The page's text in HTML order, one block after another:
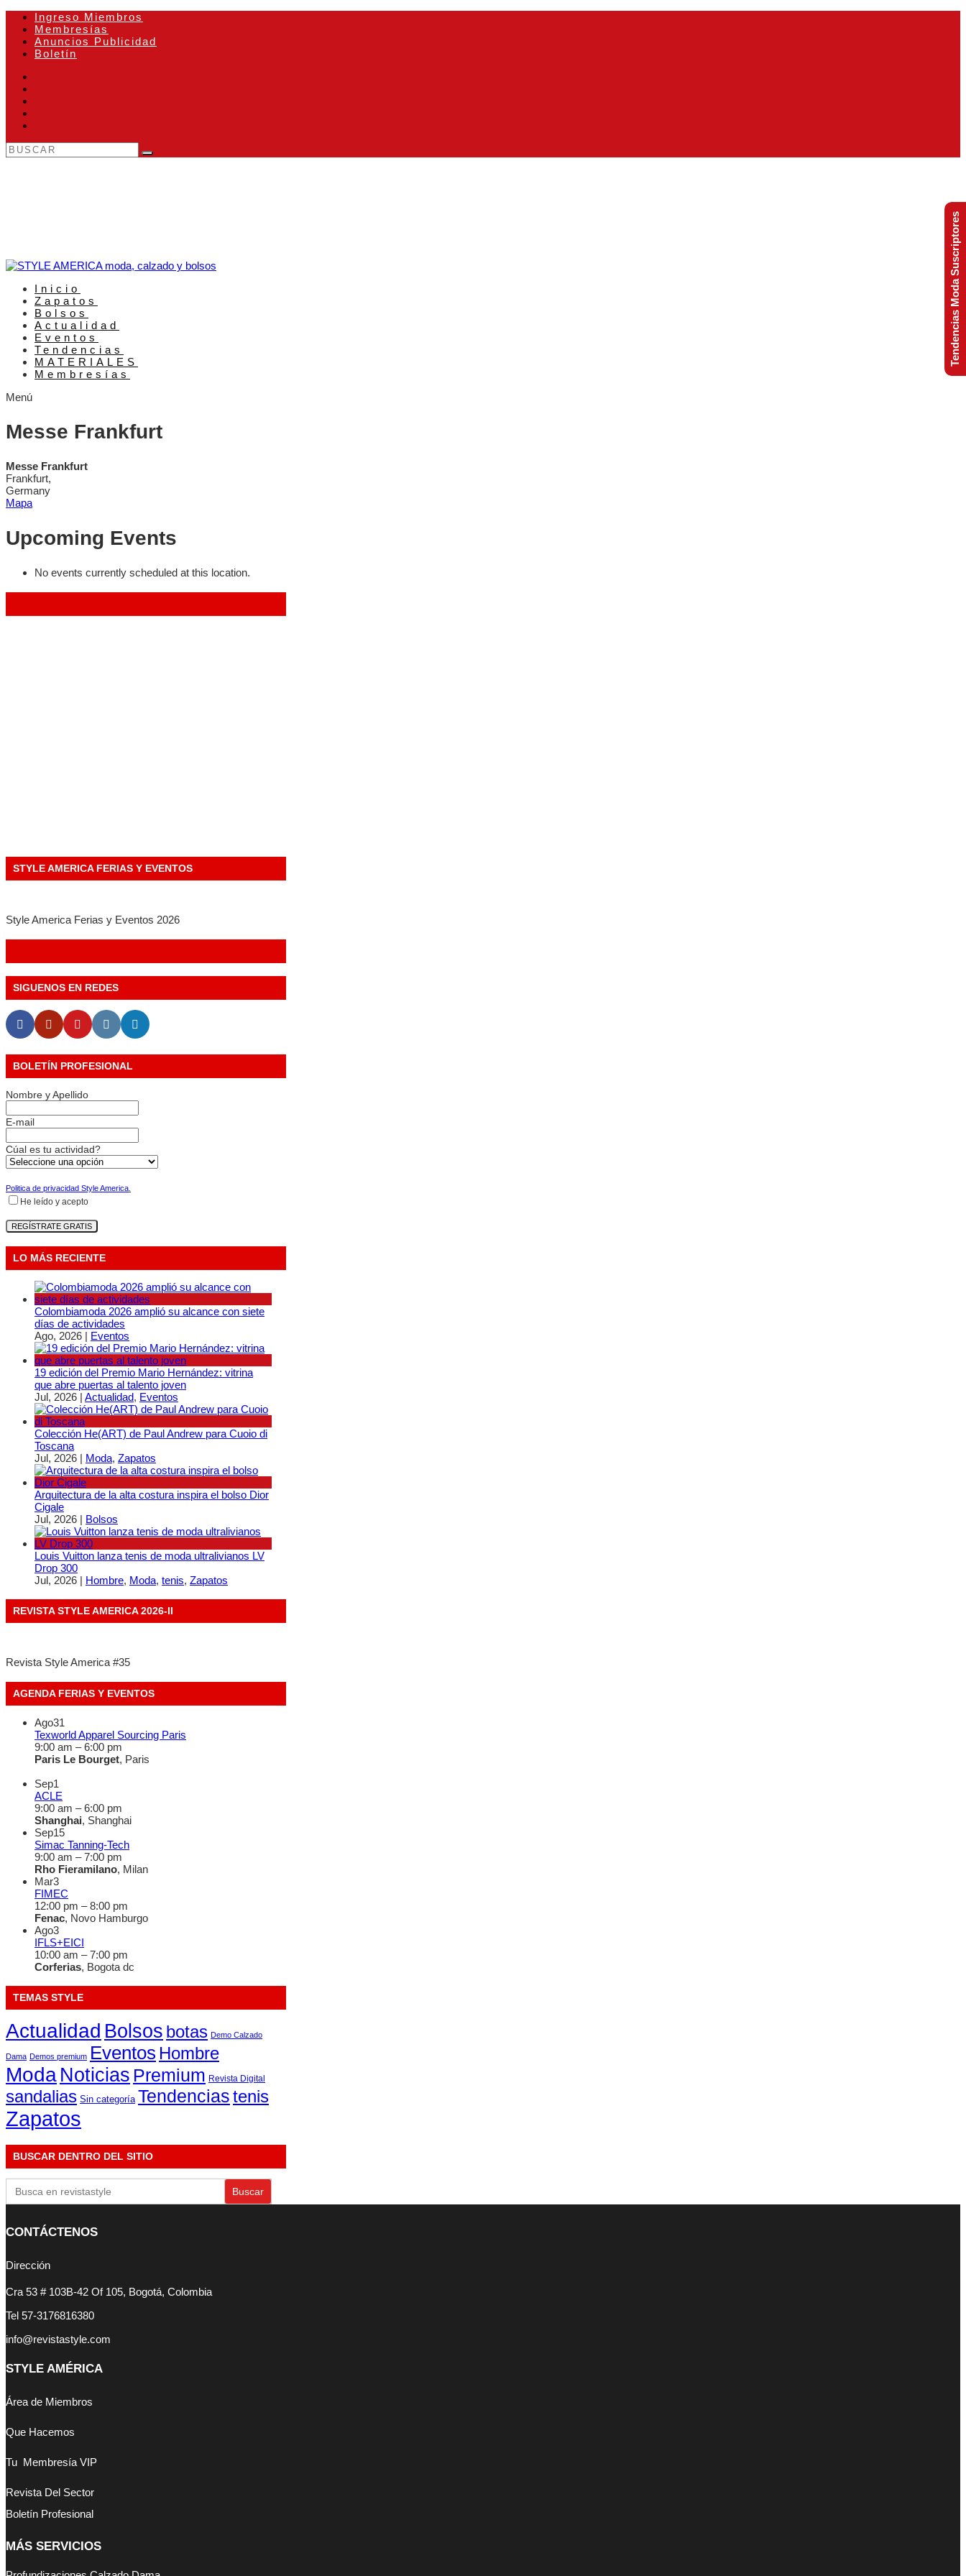
Ingreso Miembros
Membresías
Anuncios Publicidad
Boletín
Inicio
Zapatos
Bolsos
Actualidad
Eventos
Tendencias
MATERIALES
Membresías
Menú
Messe Frankfurt
Messe Frankfurt
Frankfurt,
Germany
MapaMesse
Upcoming Events
No events currently scheduled at this location.
STYLE AMERICA FERIAS Y EVENTOS
Style America Ferias y Eventos 2026
SIGUENOS EN REDES
BOLETÍN PROFESIONAL
Nombre y Apellido
E-mail
Cúal es tu actividad?
Politica de privacidad Style America
He leído y acepto
LO MÁS RECIENTE
Colombiamoda 2026 amplió su alcance con siete
días de actividades
Ago, 2026 | Eventos
19 edición del Premio Mario Hernández: vitrina
que abre puertas al talento joven
Jul, 2026 | Actualidad, Eventos
Colección He(ART) de Paul Andrew para Cuoio di
Toscana
Jul, 2026 | Moda, Zapatos
Arquitectura de la alta costura inspira el bolso Dior
Cigale
Jul, 2026 | Bolsos
Louis Vuitton lanza tenis de moda ultralivianos LV
Drop 300
Jul, 2026 | Hombre, Moda, tenis, Zapatos
REVISTA STYLE AMERICA 2026-II
Revista Style America #35
AGENDA FERIAS Y EVENTOS
Ago31
Texworld Apparel Sourcing Paris
9:00 am – 6:00 pm
Paris Le Bourget, Paris
Sep1
ACLE
9:00 am – 6:00 pm
Shanghai, Shanghai
Sep15
Simac Tanning-Tech
9:00 am – 7:00 pm
Rho Fieramilano, Milan
Mar3
FIMEC
12:00 pm – 8:00 pm
Fenac, Novo Hamburgo
Ago3
IFLS+EICI
10:00 am – 7:00 pm
Corferias, Bogota dc
TEMAS STYLE
Actualidad Bolsos botas Demo Calzado
Dama Demos premium Eventos Hombre
Moda Noticias Premium Revista Digital
sandalias Sin categoría Tendenciastenis
Zapatos
BUSCAR DENTRO DEL SITIO
Buscar:
CONTÁCTENOS
Dirección
Cra 53 # 103B-42 Of 105, Bogotá, Colombia
Tel 57-3176816380
info@revistastyle.com
STYLE AMÉRICA
Área de Miembros
Que Hacemos
Tu Membresía VIP
Revista Del Sector
Boletín Profesional
MÁS SERVICIOS
Tendencias Moda Suscriptores